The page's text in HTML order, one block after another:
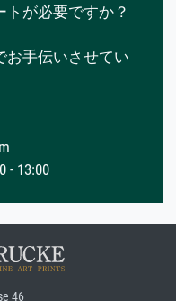
が必要ですか？
お手伝いさせてい
- 13:00
46